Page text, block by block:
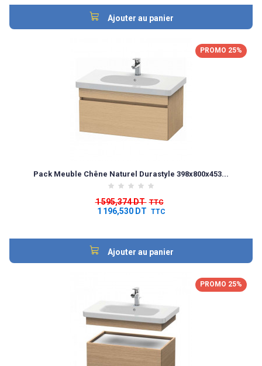
Ajouter au panier
PROMO 25%
Pack Meuble Chêne Naturel Durastyle 398x800x453...
1 595,374 DT TTC
1 196,530 DT TTC
Ajouter au panier
PROMO 25%